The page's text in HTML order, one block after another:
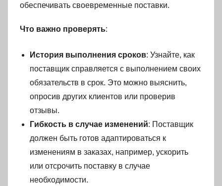
обеспечивать своевременные поставки.
Что важно проверять:
История выполнения сроков: Узнайте, как
поставщик справляется с выполнением своих
обязательств в срок. Это можно выяснить,
опросив других клиентов или проверив
отзывы.
Гибкость в случае изменений: Поставщик
должен быть готов адаптироваться к
изменениям в заказах, например, ускорить
или отсрочить поставку в случае
необходимости.